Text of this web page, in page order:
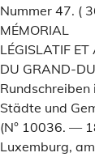
Nummer 47. (
MÉMORIAL
LÉGISLATIF
DU GRAND-
Städte und
(N° 10036. —
Luxemburg,